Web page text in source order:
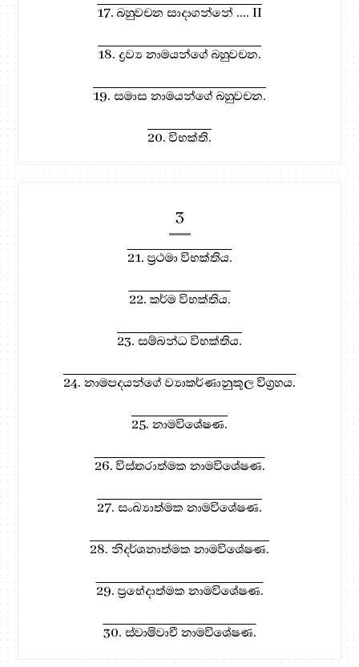
17. බහුවචන සාදාගන්නේ .... II
18. ද්‍රව්‍ය නාමයන්ගේ බහුවචන.
19. සමාස නාමයන්ගේ බහුවචන.
20. විභක්ති.
3
21. ප්‍රථමා විභක්තිය.
22. කර්ම විභක්තිය.
23. සම්බන්ධ විභක්තිය.
24. නාමපදයන්ගේ ව්‍යාකර්ණානුකූල විග්‍රහය.
25. නාමවිශේෂණ.
26. විස්තරාත්මක නාමවිශේෂණ.
27. සංඛ්‍යාත්මක නාමවිශේෂණ.
28. නිදර්ශනාත්මක නාමවිශේෂණ.
29. ප්‍රභේදාත්මක නාමවිශේෂණ.
30. ස්වාමිවාචී නාමවිශේෂණ.